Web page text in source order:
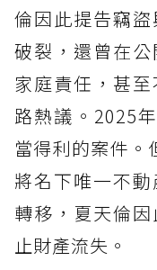
倫因此提告竊
破裂，還曾在
家庭責任，甚
路熱議。2025
當得利的案件。
將名下唯一不
轉移，夏天倫
止財產流失。